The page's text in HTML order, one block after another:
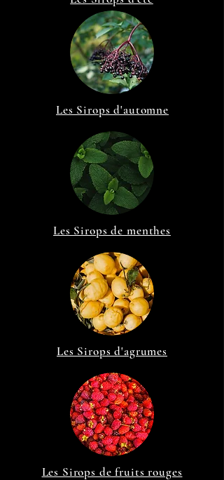
Les Sirops d'automne
Les Sirops de menthes
Les Sirops d'agrumes
Les Sirops de fruits rouges